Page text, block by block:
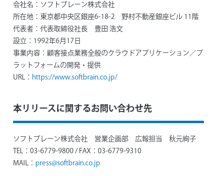
会社名： ソフトブレーン株式会社
所在地： 東京都中央区銀座6-18-2 野村不動産銀座ビル 11階
代表者： 代表取締役社長 豊田 浩文
設立： 1992年6月17日
事業内容： 顧客接点業務全般のクラウドアプリケーション／プ
ラットフォームの開発・提供
URL： https://www.softbrain.co.jp/
本リリースに関するお問い合わせ先
ソフトブレーン株式会社 営業企画部 広報担当 秋元絢子
TEL：03-6779-9800 / FAX：03-6779-9310
MAIL： press@softbrain.co.jp